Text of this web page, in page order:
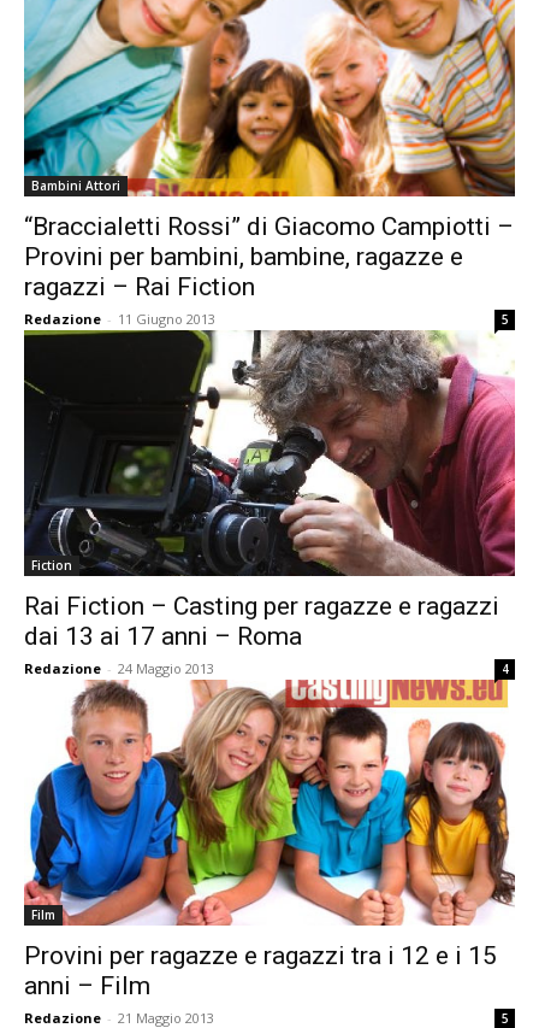
Bambini Attori
“Braccialetti Rossi” di Giacomo Campiotti –
Provini per bambini, bambine, ragazze e
ragazzi – Rai Fiction
Redazione - 11 Giugno 2013 5
Fiction
Rai Fiction – Casting per ragazze e ragazzi
dai 13 ai 17 anni – Roma
Redazione - 24 Maggio 2013 4
Film
Provini per ragazze e ragazzi tra i 12 e i 15
anni – Film
Redazione - 21 Maggio 2013 5